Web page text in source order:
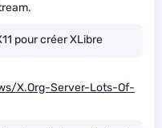
pour créer XLibre
X.Org-Server-Lots-Of-